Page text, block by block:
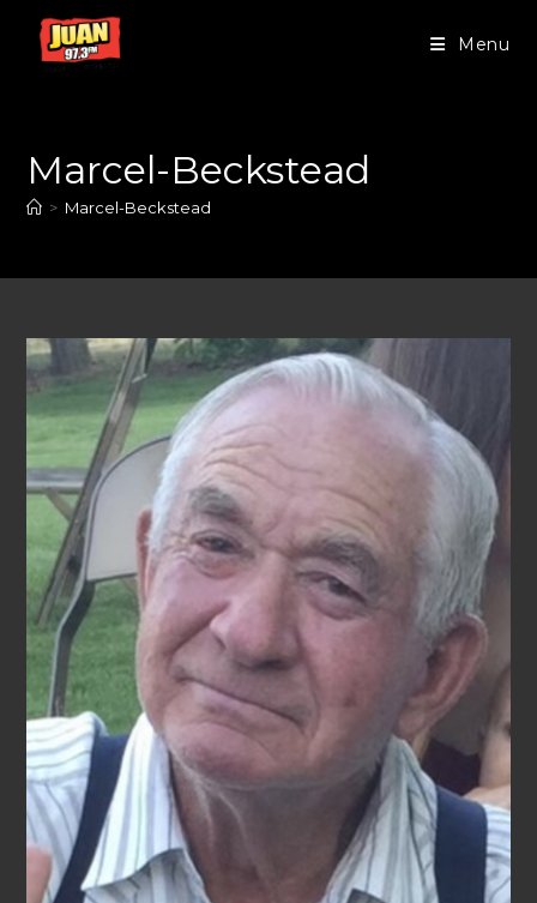
Menu
Marcel-Beckstead
> Marcel-Beckstead